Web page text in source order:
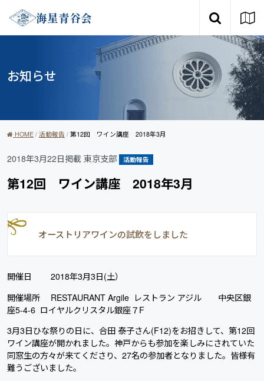
コンテンツへスキップ メインナビゲーシ
海星青谷会
お知らせ
HOME / 活動報告 / 第12回 ワイン講座 2018年3月
2018年3月22日掲載 東京支部 活動報告
第12回 ワイン講座 2018年3月
オーストリアワインの試飲をしました
開催日 2018年3月3日(土）
開催場所 RESTAURANT Argile レストラン アジル 中央区銀
座5-4-6 ロイヤルクリスタル銀座７F
3月3日ひな祭りの日に、合田 泰子さん(F12)をお招きして、第12回
ワイン講座が開かれました。神戸からも参加を楽しみにされていた
同窓生の方々が来てくださり、27名の参加者となりました。皆様有
難うございました。